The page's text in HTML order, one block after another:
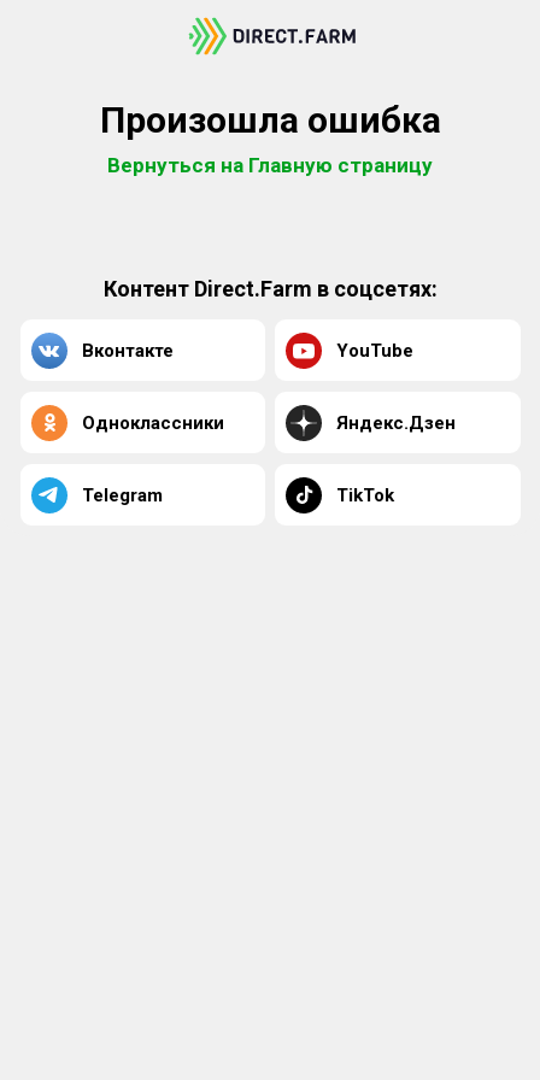
Произошла ошибка
Вернуться на Главную страницу
Контент Direct.Farm в соцсетях:
Вконтакте YouTube
Одноклассники Яндекс.Дзен
Telegram TikTok